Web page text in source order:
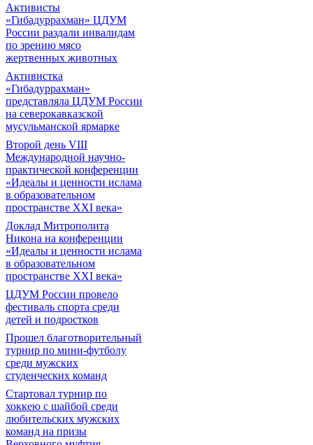
Активисты
«Гибадуррахман» ЦДУМ
России раздали инвалидам
по зрению мясо
жертвенных животных
Активистка
«Гибадуррахман»
представляла ЦДУМ России
на северокавказской
мусульманской ярмарке
Второй день VIII
Международной научно-
практической конференции
«Идеалы и ценности ислама
в образовательном
пространстве XXI века»
Доклад Митрополита
Никона на конференции
«Идеалы и ценности ислама
в образовательном
пространстве XXI века»
ЦДУМ России провело
фестиваль спорта среди
детей и подростков
Прошел благотворительный
турнир по мини-футболу
среди мужских
студенческих команд
Cтартовал турнир по
хоккею с шайбой среди
любительских мужских
команд на призы